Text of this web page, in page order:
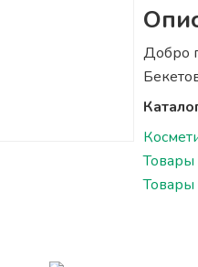
Добро
Товары
Товары